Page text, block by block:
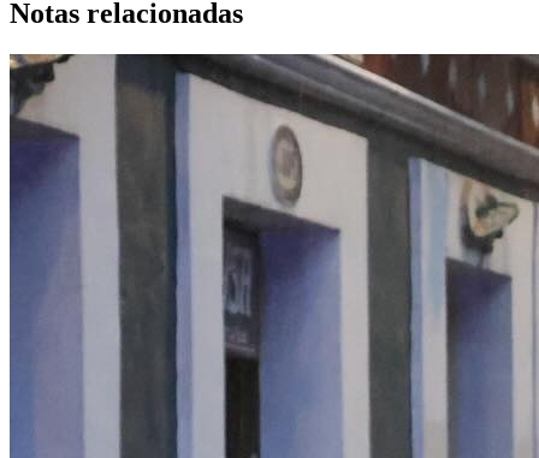
Notas relacionadas